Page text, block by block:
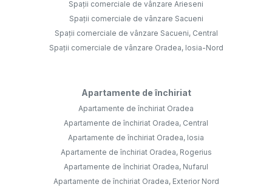
Spații comerciale de vânzare Arieseni
Spații comerciale de vânzare Sacueni
Spații comerciale de vânzare Sacueni, Central
Spații comerciale de vânzare Oradea, Iosia-Nord
Apartamente de închiriat
Apartamente de închiriat Oradea
Apartamente de închiriat Oradea, Central
Apartamente de închiriat Oradea, Iosia
Apartamente de închiriat Oradea, Rogerius
Apartamente de închiriat Oradea, Nufarul
Apartamente de închiriat Oradea, Exterior Nord